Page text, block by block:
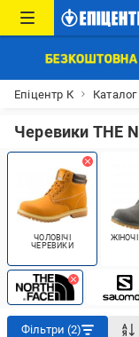
Епіцентр К Каталог
Черевики THE
ЧОЛОВІЧІ
ЧЕРЕВИКИ
Фільтри (2)